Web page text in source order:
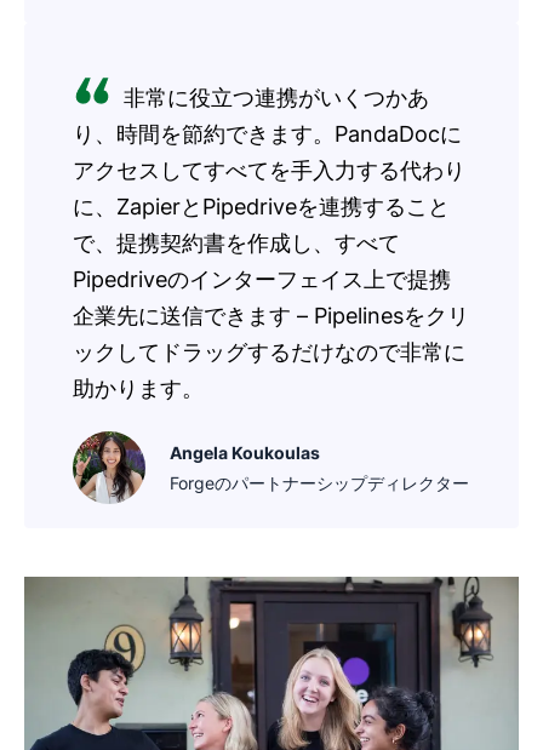
非常に役立つ連携がいくつかあ
り、時間を節約できます。PandaDocに
アクセスしてすべてを手入力する代わり
に、ZapierとPipedriveを連携すること
で、提携契約書を作成し、すべて
Pipedriveのインターフェイス上で提携
企業先に送信できます – Pipelinesをクリ
ックしてドラッグするだけなので非常に
助かります。
Angela Koukoulas
Forgeのパートナーシップディレクター